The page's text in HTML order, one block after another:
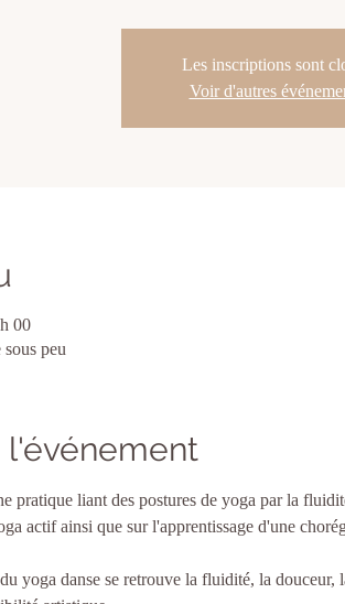
Les inscriptions sont
Voir d'autres
00
peu
pratique liant des postures de yoga par la
actif ainsi que sur l'apprentissage d'une
yoga danse se retrouve la fluidité, la douceur,